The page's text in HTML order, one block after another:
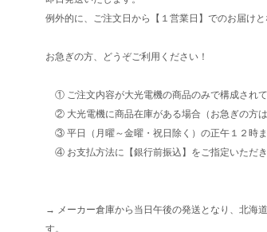
例外的に、ご注文日から【１営業日】でのお届けと
お急ぎの方、どうぞご利用ください！
① ご注文内容が大光電機の商品のみで構成され
② 大光電機に商品在庫がある場合（お急ぎの方は
③ 平日（月曜～金曜・祝日除く）の正午１２時
④ お支払方法に【銀行前振込】をご指定いただ
→ メーカー倉庫から当日午後の発送となり、北海
す。